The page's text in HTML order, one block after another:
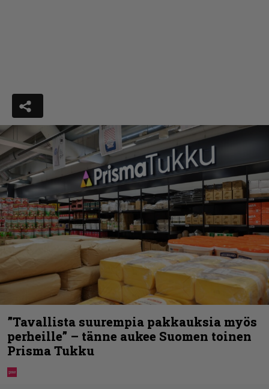
”Tavallista suurempia pakkauksia myös
perheille” – tänne aukee Suomen toinen
Prisma Tukku